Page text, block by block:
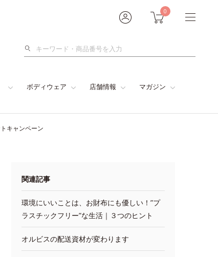
0
検
ボディウェア 店舗情報 マガジン
キャンペーン
関連記事
環境にいいことは、お財布にも優しい！”プ
ラスチックフリー”な生活｜３つのヒント
オルビスの配送資材が変わります